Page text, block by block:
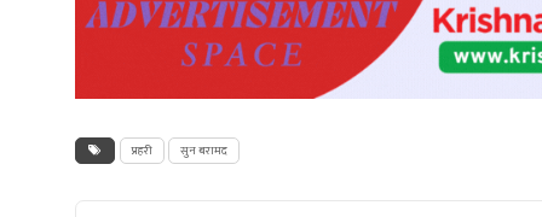
प्रहरी सुन बरामद